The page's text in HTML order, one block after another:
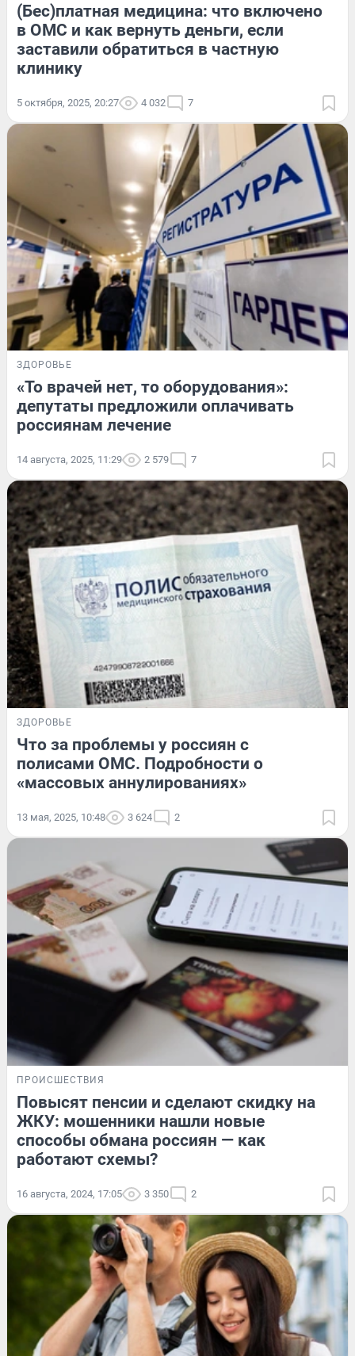
(Бес)платная медицина: что включено
в ОМС и как вернуть деньги, если
заставили обратиться в частную
клинику
5 октября, 2025, 20:27 4 032 7
ЗДОРОВЬЕ
«То врачей нет, то оборудования»:
депутаты предложили оплачивать
россиянам лечение
14 августа, 2025, 11:29 2 579 7
ЗДОРОВЬЕ
Что за проблемы у россиян с
полисами ОМС. Подробности о
«массовых аннулированиях»
13 мая, 2025, 10:48 3 624 2
ПРОИСШЕСТВИЯ
Повысят пенсии и сделают скидку на
ЖКУ: мошенники нашли новые
способы обмана россиян — как
работают схемы?
16 августа, 2024, 17:05 3 350 2